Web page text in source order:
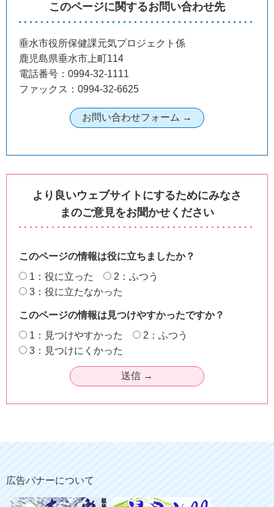
このページに関するお問い合わせ先
垂水市役所保健課元気プロジェクト係
鹿児島県垂水市上町114
電話番号：0994-32-1111
ファックス：0994-32-6625
より良いウェブサイトにするためにみなさ
まのご意見をお聞かせください
このページの情報は役に立ちましたか？
1：役に立った
2：ふつう
3：役に立たなかった
このページの情報は見つけやすかったですか？
1：見つけやすかった
2：ふつう
3：見つけにくかった
広告バナーについて